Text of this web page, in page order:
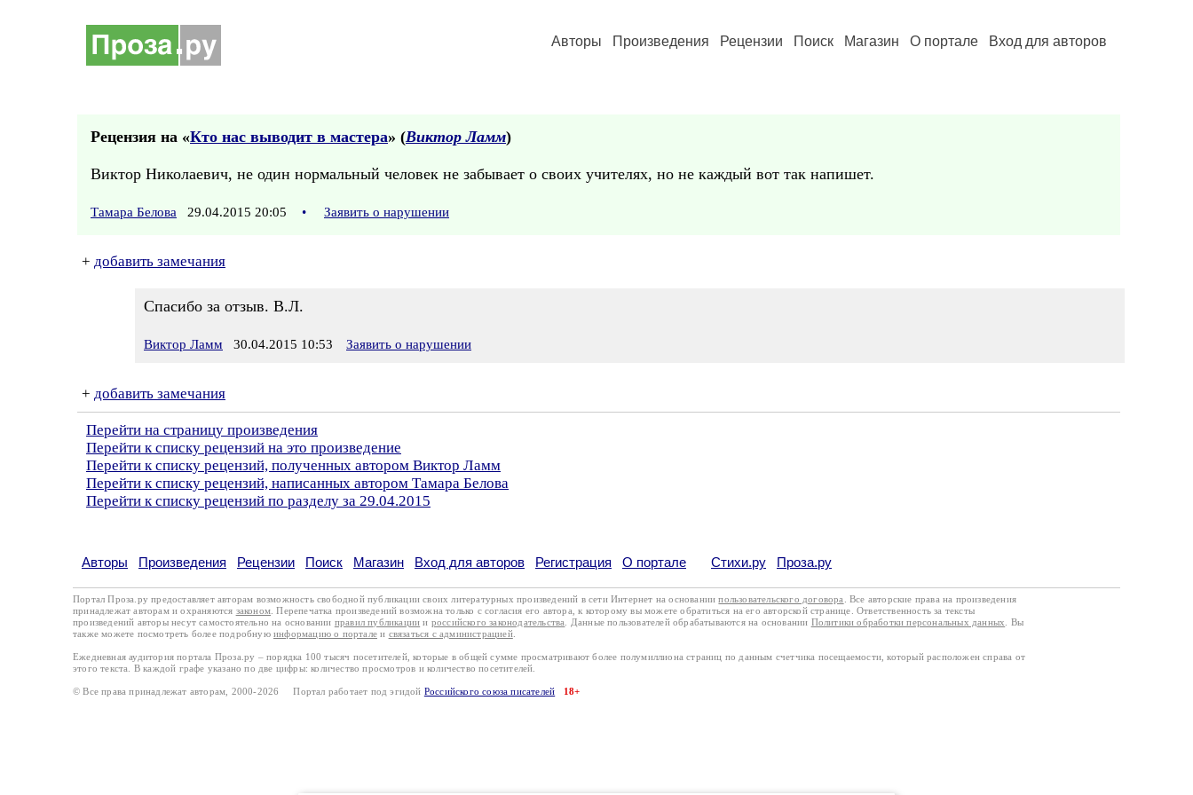
Авторы Произведения Рецензии Поиск Магазин О портале Вход для авторов
Рецензия на «Кто нас выводит в мастера» (Виктор Ламм)
Виктор Николаевич, не один нормальный человек не забывает о своих учителях, но не каждый вот так напишет.
Тамара Белова 29.04.2015 20:05 • Заявить о нарушении
+ добавить замечания
Спасибо за отзыв. В.Л.
Виктор Ламм 30.04.2015 10:53 Заявить о нарушении
+ добавить замечания
Перейти на страницу произведения
Перейти к списку рецензий на это произведение
Перейти к списку рецензий, полученных автором Виктор Ламм
Перейти к списку рецензий, написанных автором Тамара Белова
Перейти к списку рецензий по разделу за 29.04.2015
Авторы Произведения Рецензии Поиск Магазин Вход для авторов Регистрация О портале Стихи.ру Проза.ру
Портал Проза.ру предоставляет авторам возможность свободной публикации своих литературных произведений в сети Интернет на основаниипользовательского договора
. Все авторские права на произведения
принадлежат авторам и охраняются законом . Перепечатка произведений возможна только с согласия его автора, к которому вы можете обратиться на его авторской странице. Ответственность за тексты
произведений авторы несут самостоятельно на основании правил публикации и российского законодательства . Данные пользователей обрабатываются на основании Политики обработки персональных данных
. Вы
также можете посмотреть более подробную информацию о портале и связаться с администрацией.
Ежедневная аудитория портала Проза.ру – порядка 100 тысяч посетителей, которые в общей сумме просматривают более полумиллиона страниц по данным счетчика посещаемости, который расположен справа от
этого текста. В каждой графе указано по две цифры: количество просмотров и количество посетителей.
© Все права принадлежат авторам, 2000-2026 Портал работает под эгидой Российского союза писателей 18+